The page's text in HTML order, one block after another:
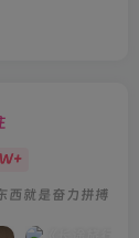
西就是奋力拼搏